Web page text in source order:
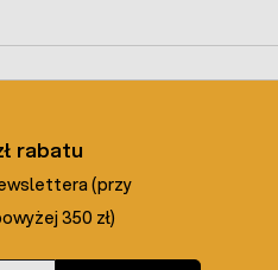
rabatu
(przy
350 zł)